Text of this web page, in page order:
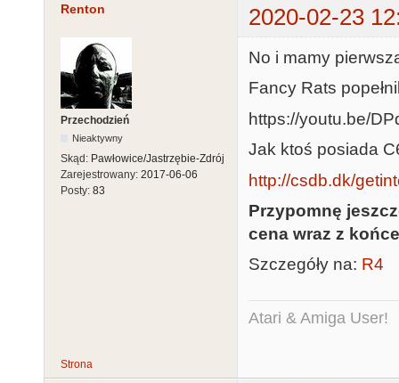
Renton 2020-02-23
Przechodzień
Nieaktywny
Skąd: Pawłowice/Jastrzębie-Zdrój
Zarejestrowany: 2017-06-06
Posty: 83
No i mamy
Fancy Rats
https://youtu.be/
Jak ktoś posiada
http://csdb.dk/
Przypomnę
cena wraz z
Szczegóły na: R4
Atari & Amiga User!
Strona